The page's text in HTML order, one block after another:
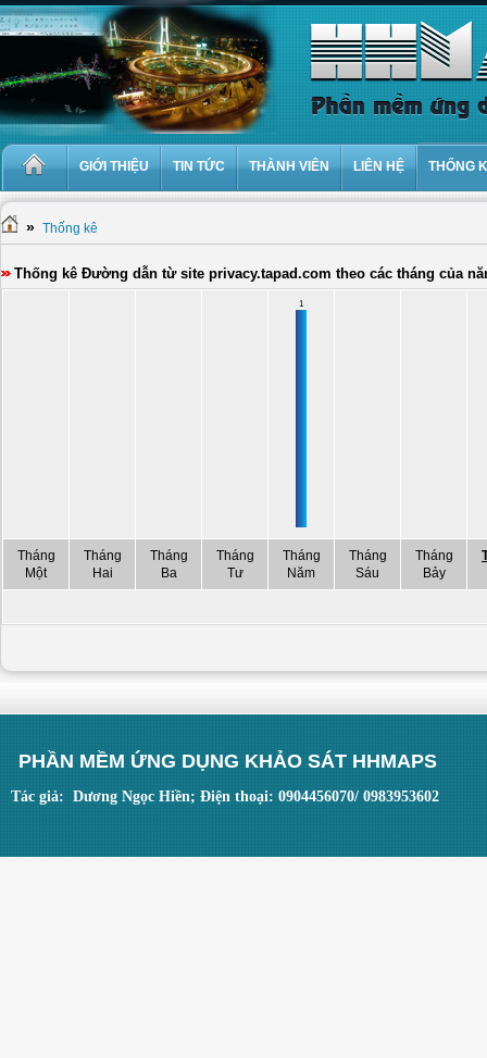
GIỚI THIỆU TIN TỨC THÀNH VIÊN LIÊN HỆ THỐNG
» Thống kê
Thống kê Đường dẫn từ site privacy.tapad.com theo các tháng của
1
Tháng
Một
Tháng
Hai
Tháng
Ba
Tháng
Tư
Tháng
Năm
Tháng
Sáu
Tháng
Bảy
PHẦN MỀM ỨNG DỤNG KHẢO SÁT HHMAPS
Tác giả: Dương Ngọc Hiền; Điện thoại: 0904456070/ 0983953602